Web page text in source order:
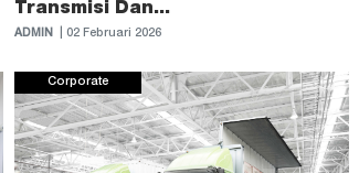
Transmisi Dan...
ADMIN | 02 Februari 2026
Corporate